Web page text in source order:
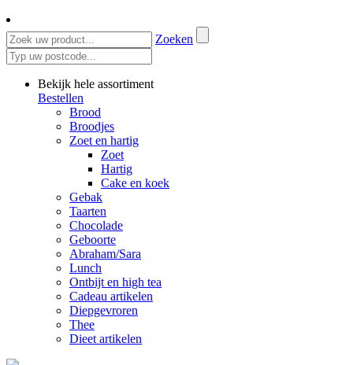
Zoeken
Bekijk hele assortiment
Bestellen
Brood
Broodjes
Zoet en hartig
Zoet
Hartig
Cake en koek
Gebak
Taarten
Chocolade
Geboorte
Abraham/Sara
Lunch
Ontbijt en high tea
Cadeau artikelen
Diepgevroren
Thee
Dieet artikelen